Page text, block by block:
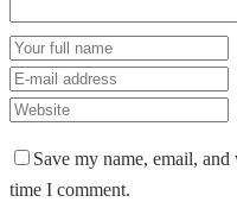
Save my name, email,
time I comment.